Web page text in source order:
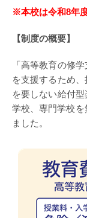
※本校は令和8年
【制度の概要】
「高等教育の修
を支援するため
を要しない給付
学校、専門学校
ました。